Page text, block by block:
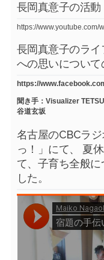
長岡真意子の活動
https://www.youtube.com/
長岡真意子のラ
への思いについ
https://
聞き手：Visualizer
谷道玄坂
名古屋のCBCラ
っ！」にて、 夏
て、子育ち全般
した。